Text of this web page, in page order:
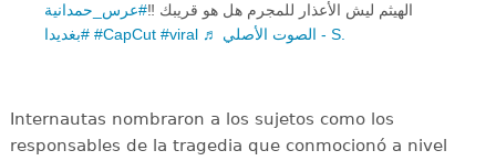
الهيثم ليش الأعذار للمجرم هل هو قريبك ‼️#عرس_حمدانية
#بغديدا #CapCut #viral ♬ الصوت الأصلي - S.
Internautas nombraron a los sujetos como los
responsables de la tragedia que conmocionó a nivel